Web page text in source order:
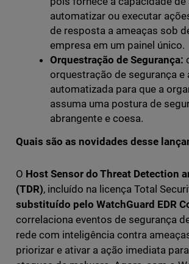
automatizar ou executar
de resposta a ameaças sob
empresa em um painel único.
Orquestração de Segurança:
orquestração de segurança e
automatizada para que a
assuma uma postura de
abrangente e coesa.
Quais são as novidades desse
O Host Sensor do Threat Detection
(TDR), incluído na licença Total
substituído pelo WatchGuard EDR
correlaciona eventos de segurança
rede com inteligência contra
priorizar e ativar a ação imediata